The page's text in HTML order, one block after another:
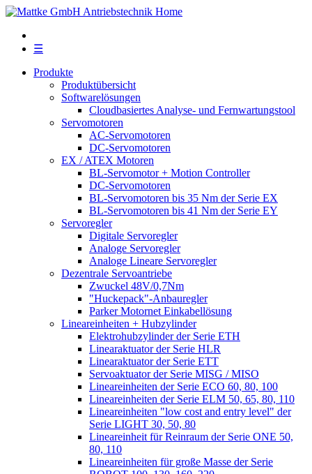
☰
Produkte
Produktübersicht
Softwarelösungen
Cloudbasiertes Analyse- und Fernwartungstool
Servomotoren
AC-Servomotoren
DC-Servomotoren
EX / ATEX Motoren
BL-Servomotor + Motion Controller
DC-Servomotoren
BL-Servomotoren bis 35 Nm der Serie EX
BL-Servomotoren bis 41 Nm der Serie EY
Servoregler
Digitale Servoregler
Analoge Servoregler
Analoge Lineare Servoregler
Dezentrale Servoantriebe
Zwuckel 48V/0,7Nm
"Huckepack"-Anbauregler
Parker Motornet Einkabellösung
Lineareinheiten + Hubzylinder
Elektrohubzylinder der Serie ETH
Linearaktuator der Serie HLR
Linearaktuator der Serie ETT
Servoaktuator der Serie MISG / MISO
Lineareinheiten der Serie ECO 60, 80, 100
Lineareinheiten der Serie ELM 50, 65, 80, 110
Lineareinheiten "low cost and entry level" der
Serie LIGHT 30, 50, 80
Lineareinheit für Reinraum der Serie ONE 50,
80, 110
Lineareinheiten für große Masse der Serie